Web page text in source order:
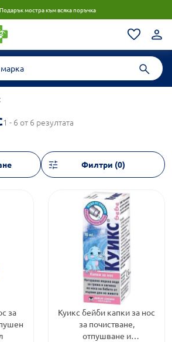
Подарък мостра към всяка поръчка
1 - 6 от 6 резултата
Филтри (0)
за
Куикс бейби капки за нос
за почистване,
отпушване и